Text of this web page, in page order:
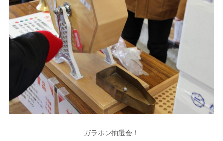
ガラポン抽選会！